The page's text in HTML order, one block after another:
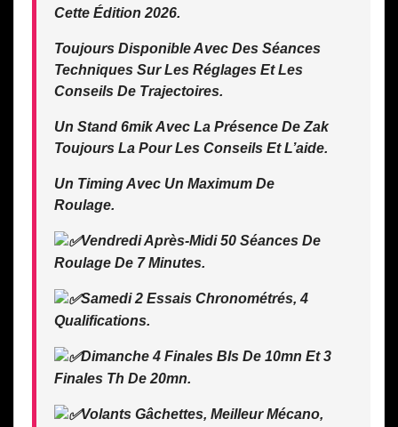
Cette Édition 2026.
Toujours Disponible Avec Des Séances
Techniques Sur Les Réglages Et Les
Conseils De Trajectoires.
Un Stand 6mik Avec La Présence De Zak
Toujours La Pour Les Conseils Et L’aide.
Un Timing Avec Un Maximum De
Roulage.
Vendredi Après-Midi 50 Séances De
Roulage De 7 Minutes.
Samedi 2 Essais Chronométrés, 4
Qualifications.
Dimanche 4 Finales Bls De 10mn Et 3
Finales Th De 20mn.
Volants Gâchettes, Meilleur Mécano,